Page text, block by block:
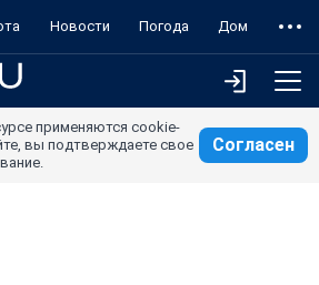
Новости Погода Дом
применяются cookie-
вы подтверждаете свое
Согласен